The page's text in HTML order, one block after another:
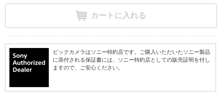
カートに入れる
ビックカメラはソニー特約店です。ご購入いただいたソニー製品
に添付される保証書には、ソニー特約店としての販売証明を付し
ますので、ご安心ください。